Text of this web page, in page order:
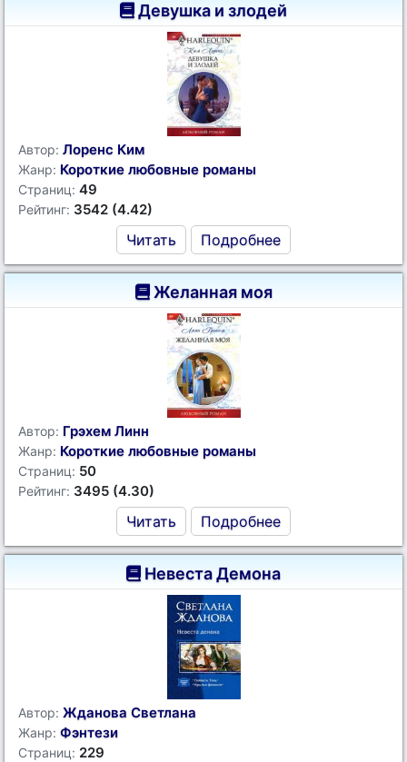
Девушка и злодей
Автор: Лоренс Ким
Жанр: Короткие любовные романы
Страниц: 49
Рейтинг: 3542 (4.42)
Читать Подробнее
Желанная моя
Автор: Грэхем Линн
Жанр: Короткие любовные романы
Страниц: 50
Рейтинг: 3495 (4.30)
Читать Подробнее
Невеста Демона
Автор: Жданова Светлана
Жанр: Фэнтези
Страниц: 229